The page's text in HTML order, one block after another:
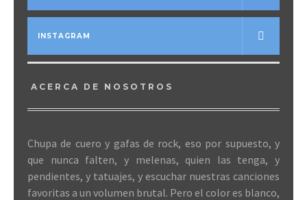
INSTAGRAM
ACERCA DE NOSOTROS
Chupa de cuero y gafas de rock, eso por supuesto, y
que nunca falten, y melenas, quien las tenga, y
pendientes, y tatuajes, y escuchar nuestras canciones
favoritas a un volumen brutal. Pero el color es blanco,